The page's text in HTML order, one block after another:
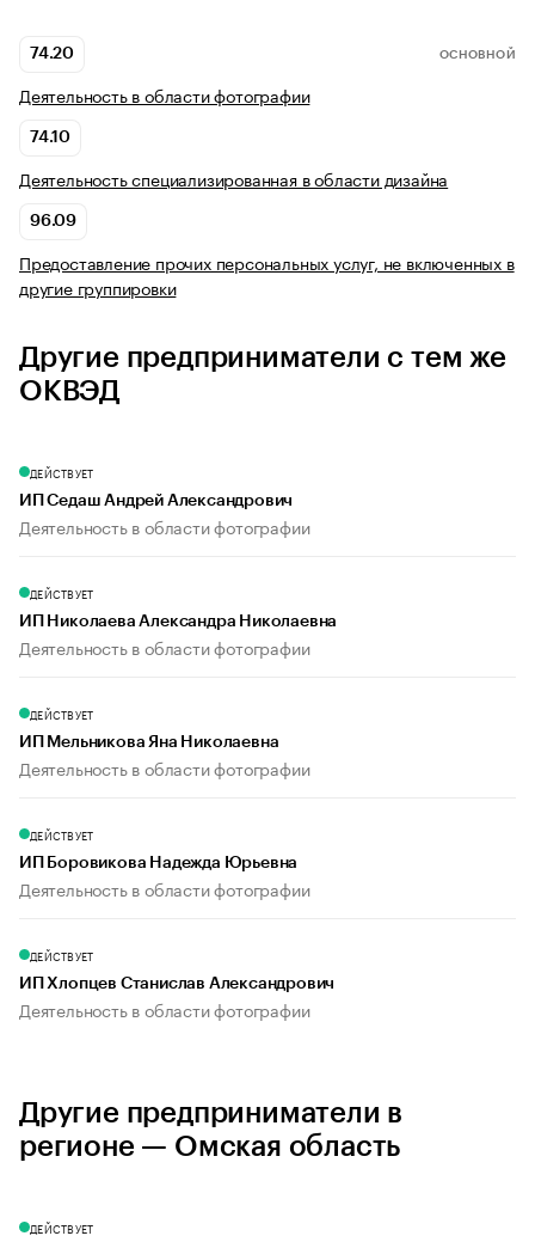
74.20 ОСНОВНОЙ
Деятельность в области фотографии
74.10
Деятельность специализированная в области дизайна
96.09
Предоставление прочих персональных услуг, не включенных в
другие группировки
Другие предприниматели с тем же
ОКВЭД
ДЕЙСТВУЕТ
ИП Седаш Андрей Александрович
Деятельность в области фотографии
ДЕЙСТВУЕТ
ИП Николаева Александра Николаевна
Деятельность в области фотографии
ДЕЙСТВУЕТ
ИП Мельникова Яна Николаевна
Деятельность в области фотографии
ДЕЙСТВУЕТ
ИП Боровикова Надежда Юрьевна
Деятельность в области фотографии
ДЕЙСТВУЕТ
ИП Хлопцев Станислав Александрович
Деятельность в области фотографии
Другие предприниматели в
регионе — Омская область
ДЕЙСТВУЕТ